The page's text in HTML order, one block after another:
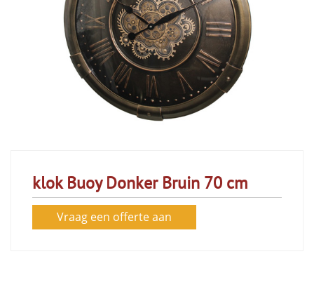
klok Buoy Donker Bruin 70 cm
Vraag een offerte aan